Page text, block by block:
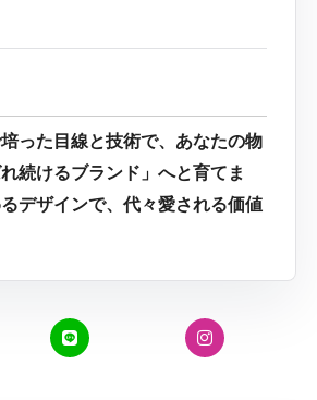
った目線と技術で、あなたの物
続けるブランド」へと育てま
デザインで、代々愛される価値